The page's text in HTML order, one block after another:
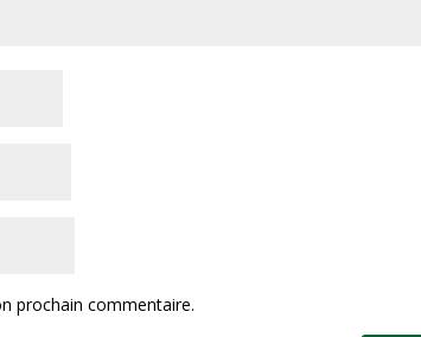
prochain commentaire.